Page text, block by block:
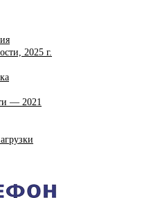
2025 г.
— 2021